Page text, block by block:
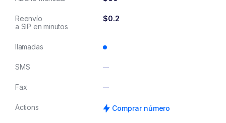
Reenvío
a SIP en minutos
$0.2
llamadas
SMS
Fax
Actions Comprar número